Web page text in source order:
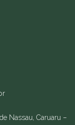
Nassau, Caruaru –